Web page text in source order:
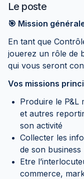
Le poste
🎯 Mission
En tant que
jouerez un rôle de
qui vous seront
Vos missions
Produire le P&L
et autres
son activité
Collecter les
de son business
Etre
commerce,